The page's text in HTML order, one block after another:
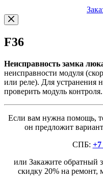
F36
Неисправность замка
неисправности модуля
или реле). Для устранения
проверить модуль контроля.
Если вам нужна помощь,
он предложит
СПБ: +7
или Закажите обратный
скидку 20% на ремонт,